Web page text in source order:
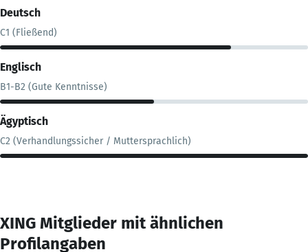
Deutsch
C1 (Fließend)
Englisch
B1-B2 (Gute Kenntnisse)
Ägyptisch
C2 (Verhandlungssicher / Muttersprachlich)
XING Mitglieder mit ähnlichen
Profilangaben